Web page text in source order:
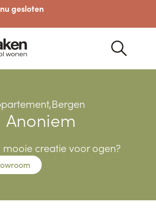
gesloten
Bergen
Anoniem
mooie creatie voor ogen?